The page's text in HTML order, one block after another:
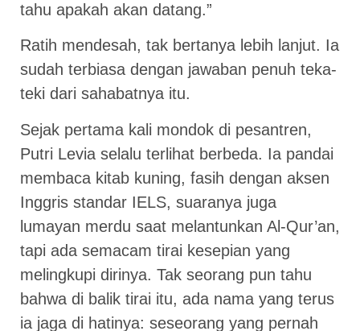
tahu apakah akan datang.”
Ratih mendesah, tak bertanya lebih lanjut. Ia
sudah terbiasa dengan jawaban penuh teka-
teki dari sahabatnya itu.
Sejak pertama kali mondok di pesantren,
Putri Levia selalu terlihat berbeda. Ia pandai
membaca kitab kuning, fasih dengan aksen
Inggris standar IELS, suaranya juga
lumayan merdu saat melantunkan Al-Qur’an,
tapi ada semacam tirai kesepian yang
melingkupi dirinya. Tak seorang pun tahu
bahwa di balik tirai itu, ada nama yang terus
ia jaga di hatinya: seseorang yang pernah